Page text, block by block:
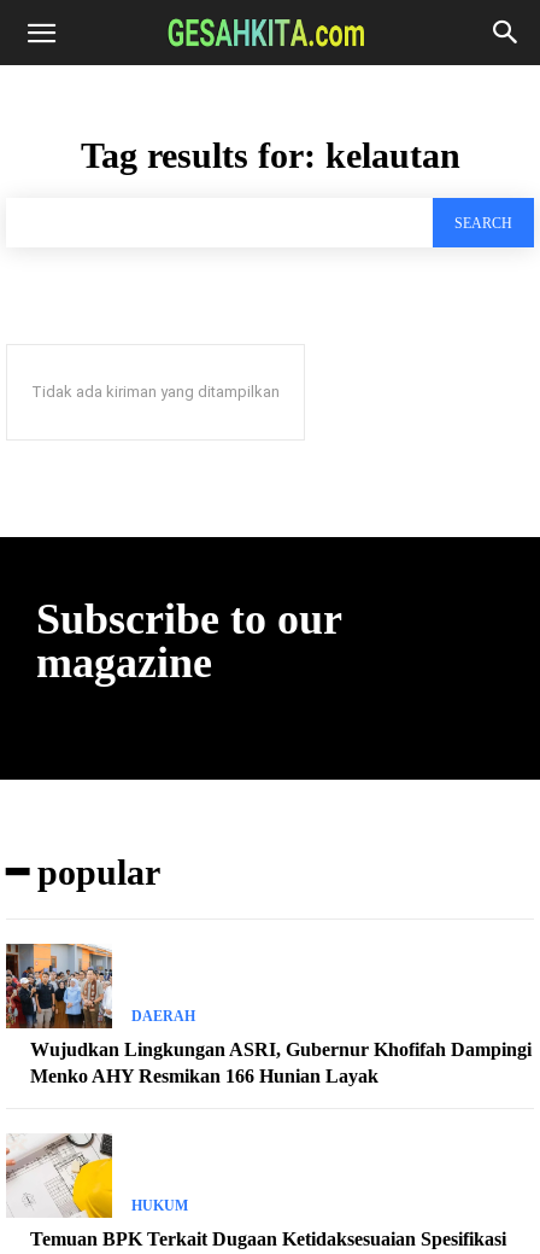
Tag results for: kelautan
SEARCH
Tidak ada kiriman yang ditampilkan
Subscribe to our
magazine
━ popular
DAERAH
Wujudkan Lingkungan ASRI, Gubernur Khofifah Dampingi
Menko AHY Resmikan 166 Hunian Layak
HUKUM
Temuan BPK Terkait Dugaan Ketidaksesuaian Spesifikasi